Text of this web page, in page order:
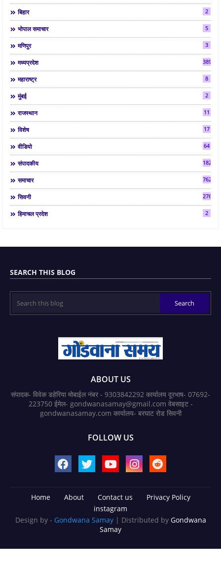
बिहार 2
भोपाल समाचार 5
मणिपुर 3
मध्यप्रदेश 3892
महाराष्ट्र 8
मुंबई 2
राजस्थान 11
विशेष 17
वीडियो 64
संपादकीय 182
समाचार 7624
सिवनी 2763
हिमाचल प्रदेश 2
SEARCH THIS BLOG
ABOUT US
संपादक- विवेक डहेरिया मोबाईल नंबर - 9303842292 कार्यालय दूरभाष- 07692-
223750 ईमेल- gondwanasamay@gmail.com वेबसाइट -
gondwanasamay.com कार्यालय- बरघाट रोड सिवनी
FOLLOW US
Home About Contact us
Privacy Policy
instagram
Design by - Gondwana Samay | Distributed by Gondwana
Samay